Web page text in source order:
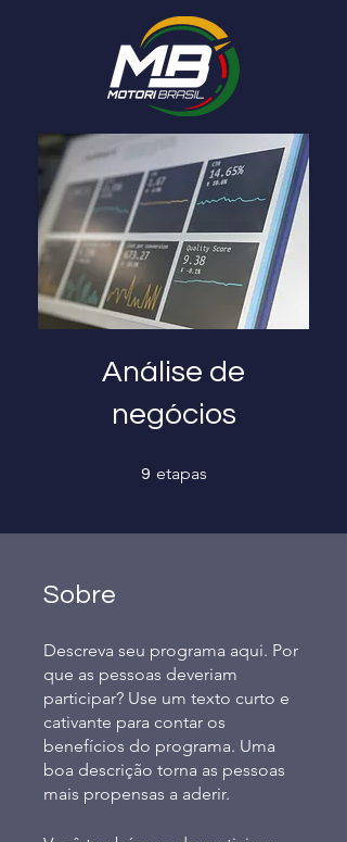
Análise de
negócios
9 etapas
Sobre
Descreva seu programa aqui. Por
que as pessoas deveriam
participar? Use um texto curto e
cativante para contar os
benefícios do programa. Uma
boa descrição torna as pessoas
mais propensas a aderir.